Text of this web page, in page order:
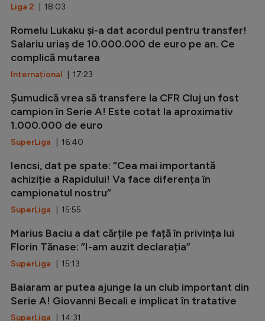
Liga 2 | 18:03
Romelu Lukaku și-a dat acordul pentru transfer!
Salariu uriaș de 10.000.000 de euro pe an. Ce
complică mutarea
Internațional | 17:23
Șumudică vrea să transfere la CFR Cluj un fost
campion în Serie A! Este cotat la aproximativ
1.000.000 de euro
SuperLiga | 16:40
Iencsi, dat pe spate: ”Cea mai importantă
achiziție a Rapidului! Va face diferența în
campionatul nostru”
SuperLiga | 15:55
Marius Baciu a dat cărțile pe față în privința lui
Florin Tănase: ”I-am auzit declarația”
SuperLiga | 15:13
Baiaram ar putea ajunge la un club important din
Serie A! Giovanni Becali e implicat în tratative
SuperLiga | 14:31